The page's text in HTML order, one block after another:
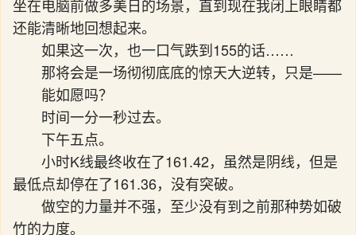
坐在电脑前做多美日的场景，直到现在我闭上眼睛都
还能清晰地回想起来。
如果这一次，也一口气跌到155的话……
那将会是一场彻彻底底的惊天大逆转，只是——
能如愿吗？
时间一分一秒过去。
下午五点。
小时K线最终收在了161.42，虽然是阴线，但是
最低点却停在了161.36，没有突破。
做空的力量并不强，至少没有到之前那种势如破
竹的力度。